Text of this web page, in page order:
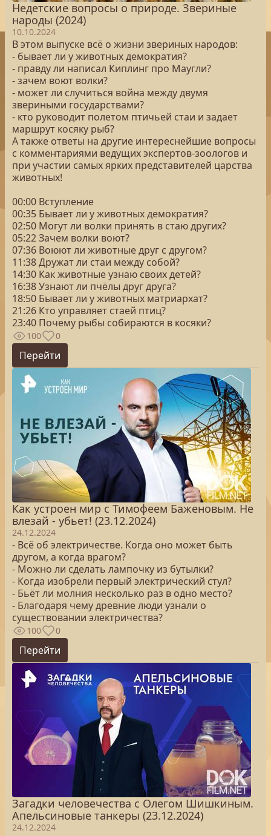
Недетские вопросы о природе. Звериные
народы (2024)
10.10.2024
В этом выпуске всё о жизни звериных народов:
- бывает ли у животных демократия?
- правду ли написал Киплинг про Маугли?
- зачем воют волки?
- может ли случиться война между двумя
звериными государствами?
- кто руководит полетом птичьей стаи и задает
маршрут косяку рыб?
А также ответы на другие интереснейшие вопросы
с комментариями ведущих экспертов-зоологов и
при участии самых ярких представителей царства
животных!
00:00 Вступление
00:35 Бывает ли у животных демократия?
02:50 Могут ли волки принять в стаю других?
05:22 Зачем волки воют?
07:36 Воюют ли животные друг с другом?
11:38 Дружат ли стаи между собой?
14:30 Как животные узнаю своих детей?
16:38 Узнают ли пчёлы друг друга?
18:50 Бывает ли у животных матриархат?
21:26 Кто управляет стаей птиц?
23:40 Почему рыбы собираются в косяки?
100 0
Перейти
Как устроен мир с Тимофеем Баженовым. Не
влезай - убьет! (23.12.2024)
24.12.2024
- Всё об электричестве. Когда оно может быть
другом, а когда врагом?
- Можно ли сделать лампочку из бутылки?
- Когда изобрели первый электрический стул?
- Бьёт ли молния несколько раз в одно место?
- Благодаря чему древние люди узнали о
существовании электричества?
100 0
Перейти
Загадки человечества с Олегом Шишкиным.
Апельсиновые танкеры (23.12.2024)
24.12.2024